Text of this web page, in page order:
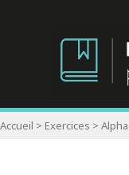
Accueil > Exercices >